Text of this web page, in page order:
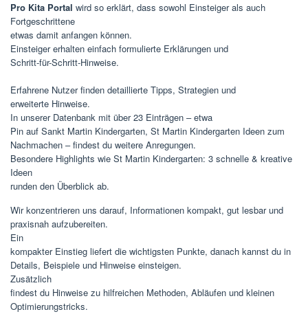
Pro Kita Portal wird so erklärt, dass sowohl Einsteiger als auch
Fortgeschrittene
etwas damit anfangen können.
Einsteiger erhalten einfach formulierte Erklärungen und
Schritt-für-Schritt-Hinweise.
Erfahrene Nutzer finden detaillierte Tipps, Strategien und
erweiterte Hinweise.
In unserer Datenbank mit über 23 Einträgen – etwa
Pin auf Sankt Martin Kindergarten, St Martin Kindergarten Ideen zum
Nachmachen – findest du weitere Anregungen.
Besondere Highlights wie St Martin Kindergarten: 3 schnelle & kreative
Ideen
runden den Überblick ab.
Wir konzentrieren uns darauf, Informationen kompakt, gut lesbar und
praxisnah aufzubereiten.
Ein
kompakter Einstieg liefert die wichtigsten Punkte, danach kannst du in
Details, Beispiele und Hinweise einsteigen.
Zusätzlich
findest du Hinweise zu hilfreichen Methoden, Abläufen und kleinen
Optimierungstricks.